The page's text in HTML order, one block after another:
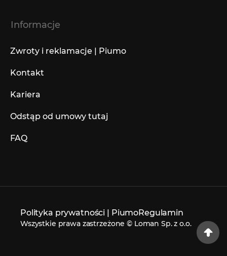
Informacje
Zwroty i reklamacje | Piumo
Kontakt
Kariera
Odstąp od umowy tutaj
FAQ
Polityka prywatności | PiumoRegulamin
Wszystkie prawa zastrzeżone © Loman Sp. z o.o.